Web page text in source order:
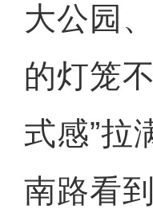
大公园
的灯笼
式感”拉
南路看